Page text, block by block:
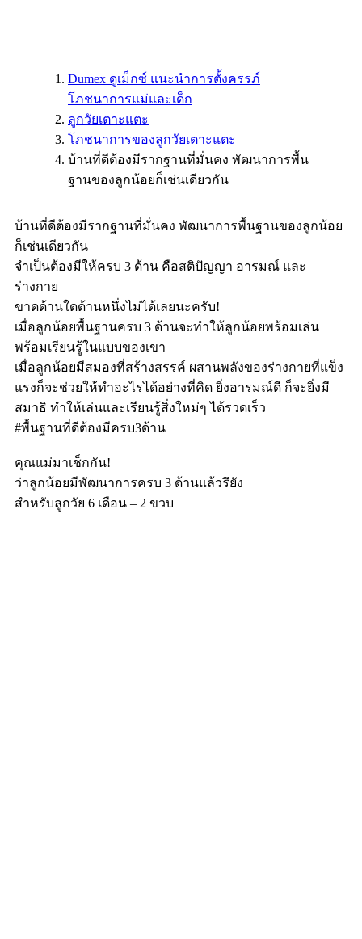
Dumex ดูเม็กซ์ แนะนำการตั้งครรภ์
โภชนาการแม่และเด็ก
ลูกวัยเตาะแตะ
โภชนาการของลูกวัยเตาะแตะ
บ้านที่ดีต้องมีรากฐานที่มั่นคง พัฒนาการพื้น
ฐานของลูกน้อยก็เช่นเดียวกัน
บ้านที่ดีต้องมีรากฐานที่มั่นคง พัฒนาการพื้นฐานของลูกน้อย
ก็เช่นเดียวกัน
จำเป็นต้องมีให้ครบ 3 ด้าน คือสติปัญญา อารมณ์ และ
ร่างกาย
ขาดด้านใดด้านหนึ่งไม่ได้เลยนะครับ!
เมื่อลูกน้อยพื้นฐานครบ 3 ด้านจะทำให้ลูกน้อยพร้อมเล่น
พร้อมเรียนรู้ในแบบของเขา
เมื่อลูกน้อยมีสมองที่สร้างสรรค์ ผสานพลังของร่างกายที่แข็ง
แรงก็จะช่วยให้ทำอะไรได้อย่างที่คิด ยิ่งอารมณ์ดี ก็จะยิ่งมี
สมาธิ ทำให้เล่นและเรียนรู้สิ่งใหม่ๆ ได้รวดเร็ว
#พื้นฐานที่ดีต้องมีครบ3ด้าน
คุณแม่มาเช็กกัน!
ว่าลูกน้อยมีพัฒนาการครบ 3 ด้านแล้วรึยัง
สำหรับลูกวัย 6 เดือน – 2 ขวบ